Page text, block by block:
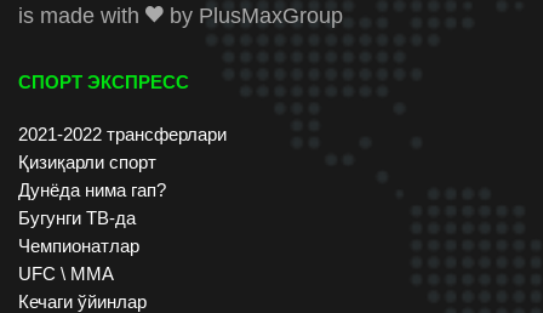
is made with
by PlusMaxGroup
СПОРТ ЭКСПРЕСС
2021-2022 трансферлари
Қизиқарли спорт
Дунёда нима гап?
Бугунги ТВ-да
Чемпионатлар
UFC \ ММА
Кечаги ўйинлар